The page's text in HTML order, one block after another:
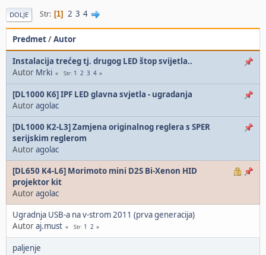
DOLJE Str 1 2 3 4
Predmet/Autor
Instalacija trećeg tj. drugog LED štop svijetla..
Autor Mrki Str 1 2 3 4
[DL1000 K6] IPF LED glavna svjetla - ugradanja
Autoragolac
[DL1000 K2-L3] Zamjena originalnog reglera s SPER
serijskim reglerom
Autoragolac
[DL650 K4-L6] Morimoto mini D2S Bi-Xenon HID
projektor kit
Autoragolac
Ugradnja USB-a na v-strom 2011 (prva generacija)
Autoraj.must Str 1 2
paljenje